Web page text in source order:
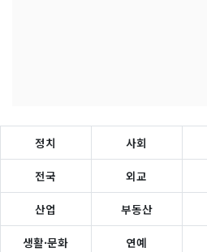
정치 사회
전국 외교
산업 부동산
생활·문화 연예